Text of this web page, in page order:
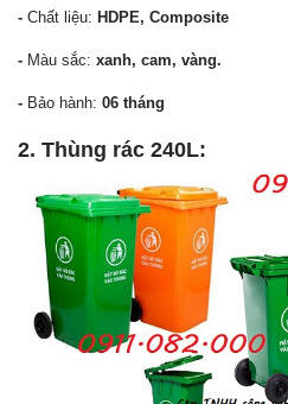
- Chất liệu: HDPE, Composite
- Màu sắc: xanh, cam, vàng.
- Bảo hành: 06 tháng
2. Thùng rác 240L: